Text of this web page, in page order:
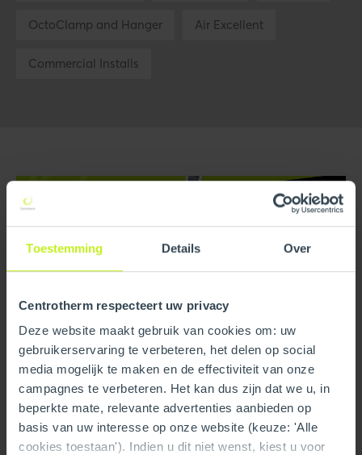
Toestemming Details Over
Centrotherm respecteert uw privacy
Deze website maakt gebruik van cookies om: uw
gebruikerservaring te verbeteren, het delen op social
media mogelijk te maken en de effectiviteit van onze
campagnes te verbeteren. Het kan dus zijn dat we u, in
beperkte mate, relevante advertenties aanbieden op
basis van uw interesse op onze website (keuze: 'Alle
cookies toestaan'). Indien u dit niet wenst, kiest u voor
OctoClamp and Hanger Air Excellent
Commercial Installs
Brand Videos
2026 - Centrotherm Facility Tour & Showcase!
Read more